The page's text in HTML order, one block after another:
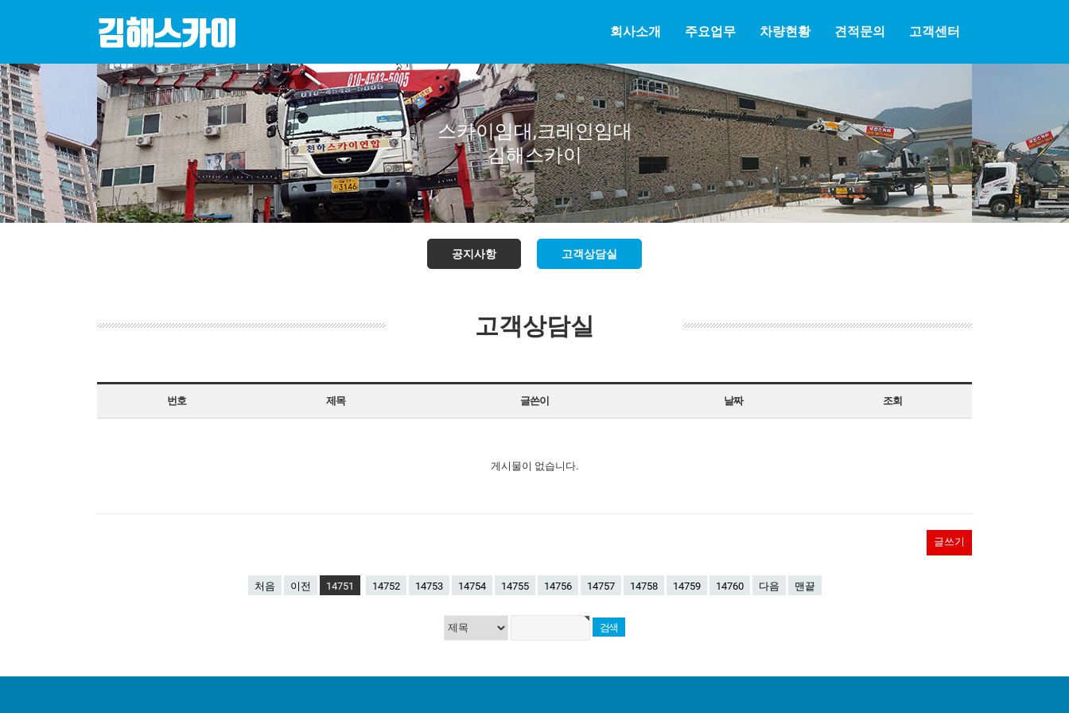
회사소개 주요업무 차량현황 견적문의 고객센터
스카이임대,크레인임대
김해스카이
공지사항 고객상담실
고객상담실
번호 제목 글쓴이 날짜 조회
게시물이 없습니다.
글쓰기
처음 이전 14751 14752 14753 14754 14755 14756 14757 14758 14759 14760 다음 맨끝